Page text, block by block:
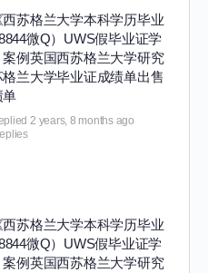
苏格兰大学本科学历毕业
微Q）UWS假毕业证学
例英国西苏格兰大学研究
兰大学毕业证成绩单出售
单
2 years, 8 months ago
苏格兰大学本科学历毕业
微Q）UWS假毕业证学
例英国西苏格兰大学研究